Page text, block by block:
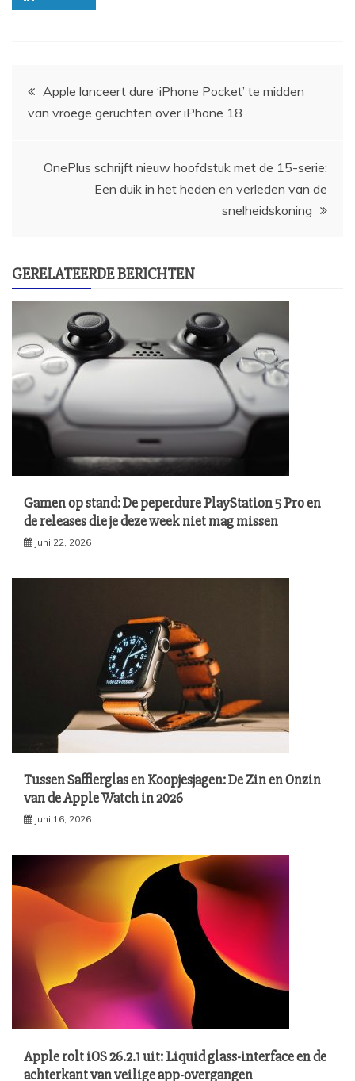
Bericht
navigatie
Apple lanceert dure ‘iPhone Pocket’ te midden
van vroege geruchten over iPhone 18
OnePlus schrijft nieuw hoofdstuk met de 15-serie:
Een duik in het heden en verleden van de
snelheidskoning
GERELATEERDE BERICHTEN
Gamen op stand: De peperdure PlayStation 5 Pro en
de releases die je deze week niet mag missen
juni 22, 2026
Tussen Saffierglas en Koopjesjagen: De Zin en Onzin
van de Apple Watch in 2026
juni 16, 2026
Apple rolt iOS 26.2.1 uit: Liquid glass-interface en de
achterkant van veilige app-overgangen